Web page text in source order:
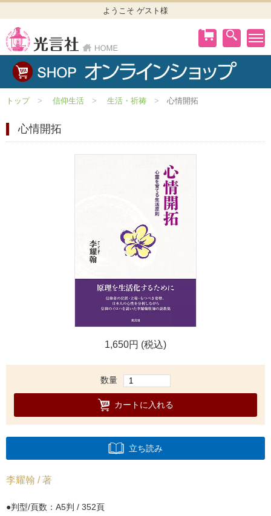
ようこそ ゲスト様
トップ 信仰生活 生活・祈祷 心情開拓
心情開拓
1,650円 (税込)
数量
カートに入れる
立ち読み
李耀翰 / 著
判型/頁数：A5判 / 352頁